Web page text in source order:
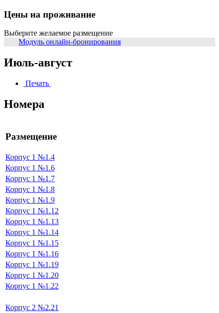
Цены на проживание
Выберите желаемое размещение
Модуль онлайн-бронирования
Июль-август
Печать
Номера
Размещение
Корпус 1 №1.4
Корпус 1 №1.6
Корпус 1 №1.7
Корпус 1 №1.8
Корпус 1 №1.9
Корпус 1 №1.12
Корпус 1 №1.13
Корпус 1 №1.14
Корпус 1 №1.15
Корпус 1 №1.16
Корпус 1 №1.19
Корпус 1 №1.20
Корпус 1 №1.22
Корпус 2 №2.21